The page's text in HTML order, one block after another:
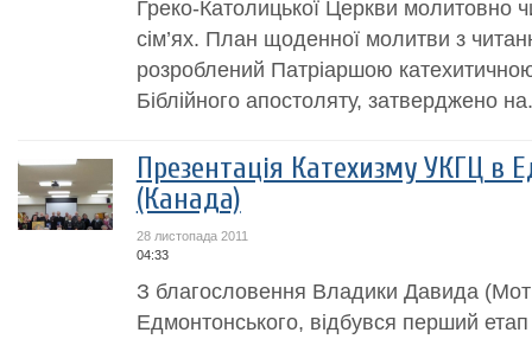
Греко-Католицької Церкви молитовно
сім’ях. План щоденної молитви з
розроблений Патріаршою
Біблійного апостоляту, затверджено
Презентація Катехизму УКГЦ в
(Канада)
28 листопада 2011
04:33
З благословення Владики Давида
Едмонтонського, відбувся перший етап